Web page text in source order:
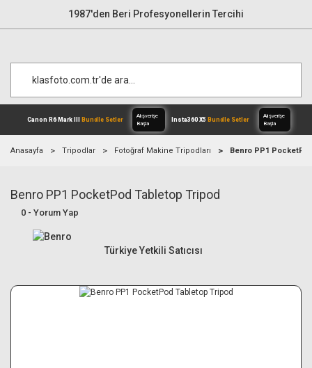
1987'den Beri Profesyonellerin Tercihi
Canon R6 Mark III Bundle Setler
Anasayfa Tripodlar Fotoğraf Makine Tripodları Benro PP1
Benro PP1 PocketPod Tabletop Tripod
0 - Yorum Yap
Türkiye Yetkili Satıcısı